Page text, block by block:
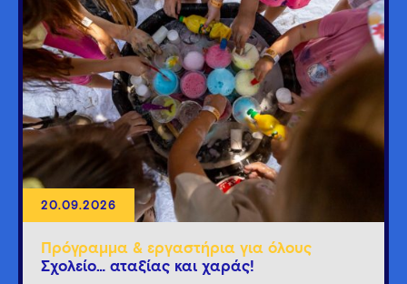
20.09.2026
Πρόγραμμα & εργαστήρια για όλους
Σχολείο… αταξίας και χαράς!